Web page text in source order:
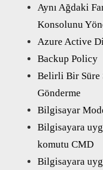
Aynı Ağdaki
Konsolunu
Azure Active
Backup Policy
Belirli Bir Süre
Gönderme
Bilgisayar
Bilgisayara
komutu CMD
Bilgisayara